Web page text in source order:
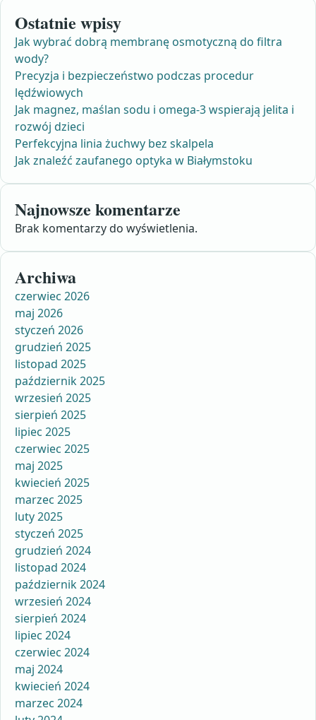
Ostatnie wpisy
Jak wybrać dobrą membranę osmotyczną do filtra
wody?
Precyzja i bezpieczeństwo podczas procedur
lędźwiowych
Jak magnez, maślan sodu i omega-3 wspierają jelita i
rozwój dzieci
Perfekcyjna linia żuchwy bez skalpela
Jak znaleźć zaufanego optyka w Białymstoku
Najnowsze komentarze
Brak komentarzy do wyświetlenia.
Archiwa
czerwiec 2026
maj 2026
styczeń 2026
grudzień 2025
listopad 2025
październik 2025
wrzesień 2025
sierpień 2025
lipiec 2025
czerwiec 2025
maj 2025
kwiecień 2025
marzec 2025
luty 2025
styczeń 2025
grudzień 2024
listopad 2024
październik 2024
wrzesień 2024
sierpień 2024
lipiec 2024
czerwiec 2024
maj 2024
kwiecień 2024
marzec 2024